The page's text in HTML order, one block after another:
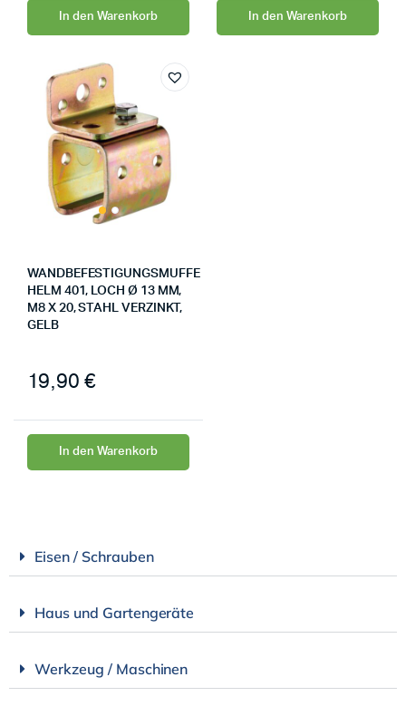
In den Warenkorb In den Warenkorb
WANDBEFESTIGUNGSMUFFE
HELM 401, LOCH Ø 13 MM,
M8 X 20, STAHL VERZINKT,
GELB
19,90 €
In den Warenkorb
Eisen / Schrauben
Haus und Gartengeräte
Werkzeug / Maschinen